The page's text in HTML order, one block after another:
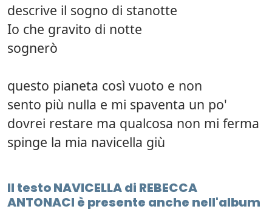
descrive il sogno di stanotte
Io che gravito di notte
sognerò
questo pianeta così vuoto e non
sento più nulla e mi spaventa un po'
dovrei restare ma qualcosa non mi ferma
spinge la mia navicella giù
Il testo NAVICELLA di REBECCA
ANTONACI è presente anche nell'album